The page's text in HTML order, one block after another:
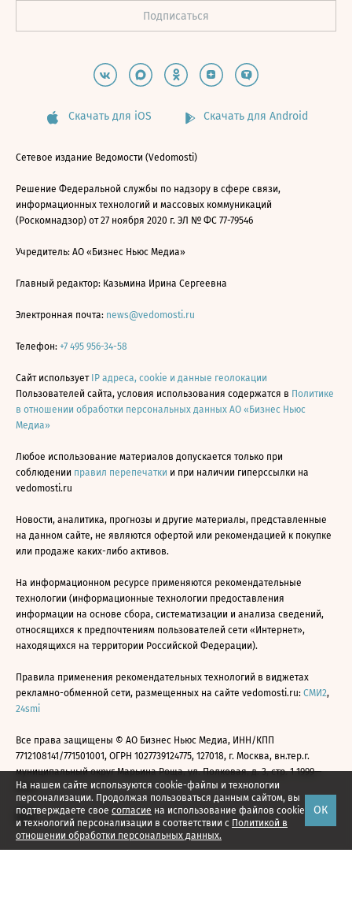
На нашем сайте используются cookie-файлы и технологии
персонализации. Продолжая пользоваться данным сайтом, вы
подтверждаете свое согласие на использование файлов cookie
и технологий персонализации в соответствии с Политикой в
отношении обработки персональных данных.
ОК
Скачать для iOS Скачать для Android
Сетевое издание Ведомости (Vedomosti)
Решение Федеральной службы по надзору в сфере связи,
информационных технологий и массовых коммуникаций
(Роскомнадзор) от 27 ноября 2020 г. ЭЛ № ФС 77-79546
Учредитель: АО «Бизнес Ньюс Медиа»
Главный редактор: Казьмина Ирина Сергеевна
Электронная почта: news@vedomosti.ru
Телефон: +7 495 956-34-58
Сайт использует IP адреса, cookie и данные геолокации
Пользователей сайта, условия использования содержатся в Политике
в отношении обработки персональных данных АО «Бизнес Ньюс
Медиа»
Любое использование материалов допускается только при
соблюдении правил перепечатки и при наличии гиперссылки на
vedomosti.ru
Новости, аналитика, прогнозы и другие материалы, представленные
на данном сайте, не являются офертой или рекомендацией к покупке
или продаже каких-либо активов.
На информационном ресурсе применяются рекомендательные
технологии (информационные технологии предоставления
информации на основе сбора, систематизации и анализа сведений,
относящихся к предпочтениям пользователей сети «Интернет»,
находящихся на территории Российской Федерации).
Правила применения рекомендательных технологий в виджетах
рекламно-обменной сети, размещенных на сайте vedomosti.ru: СМИ2,
24smi
Все права защищены © АО Бизнес Ньюс Медиа, ИНН/КПП
7712108141/771501001, ОГРН 1027739124775, 127018, г. Москва, вн.тер.г.
муниципальный округ Марьина Роща, ул. Полковая, д. 3, стр. 1 1999—
2026